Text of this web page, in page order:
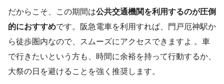
だからこそ、この期間は公共交通機関を利用するのが圧倒
的におすすめです。阪急電車を利用すれば、門戸厄神駅か
ら徒歩圏内なので、スムーズにアクセスできますよ 。車
で行きたいという方も、時間に余裕を持って行動するか、
大祭の日を避けることを強く推奨します。